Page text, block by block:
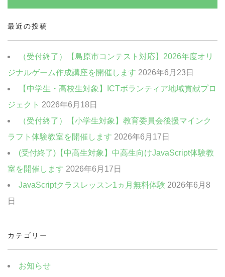
最近の投稿
（受付終了）【島原市コンテスト対応】2026年度オリ
ジナルゲーム作成講座を開催します 2026年6月23日
【中学生・高校生対象】ICTボランティア地域貢献プロ
ジェクト 2026年6月18日
（受付終了）【小学生対象】教育委員会後援マインク
ラフト体験教室を開催します 2026年6月17日
(受付終了)【中高生対象】中高生向けJavaScript体験教
室を開催します 2026年6月17日
JavaScriptクラスレッスン1ヵ月無料体験 2026年6月8
日
カテゴリー
お知らせ